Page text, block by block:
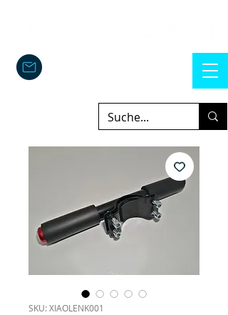
SKU: XIAOLENK001